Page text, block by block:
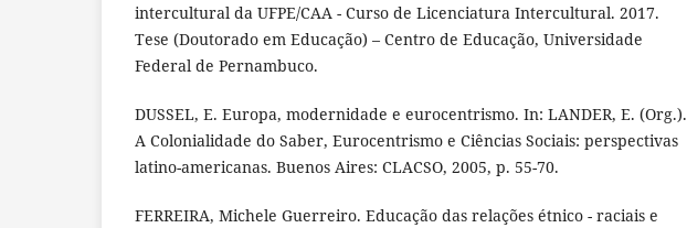
intercultural da UFPE/CAA - Curso de Licenciatura Intercultural. 2017.
Tese (Doutorado em Educação) – Centro de Educação, Universidade
Federal de Pernambuco.
DUSSEL, E. Europa, modernidade e eurocentrismo. In: LANDER, E. (Org.).
A Colonialidade do Saber, Eurocentrismo e Ciências Sociais: perspectivas
latino-americanas. Buenos Aires: CLACSO, 2005, p. 55-70.
FERREIRA, Michele Guerreiro. Educação das relações étnico - raciais e